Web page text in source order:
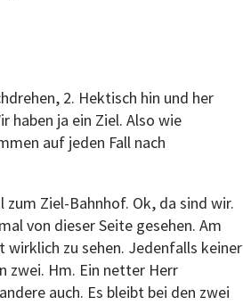
2. Hektisch hin und her
haben ja ein Ziel. Also wie
auf jeden Fall nach
Ziel-Bahnhof. Ok, da sind wir.
von dieser Seite gesehen. Am
wirklich zu sehen. Jedenfalls keiner
zwei. Hm. Ein netter Herr
auch. Es bleibt bei den zwei